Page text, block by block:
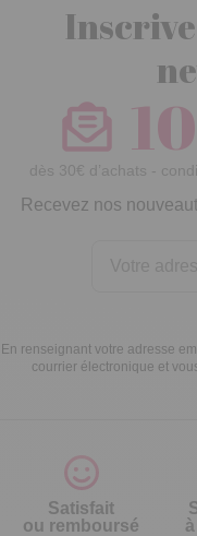
dès 30€ d’achats -
Recevez nos
En renseignant votre adresse
courrier électronique et
Satisfait
ou remboursé